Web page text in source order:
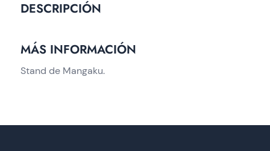
DESCRIPCIÓN
MÁS INFORMACIÓN
Stand de Mangaku.